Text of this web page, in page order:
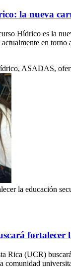
la nueva
Hídrico es la
en
ASADAS,
la educación
fortalecer
Rica (UCR)
comunidad